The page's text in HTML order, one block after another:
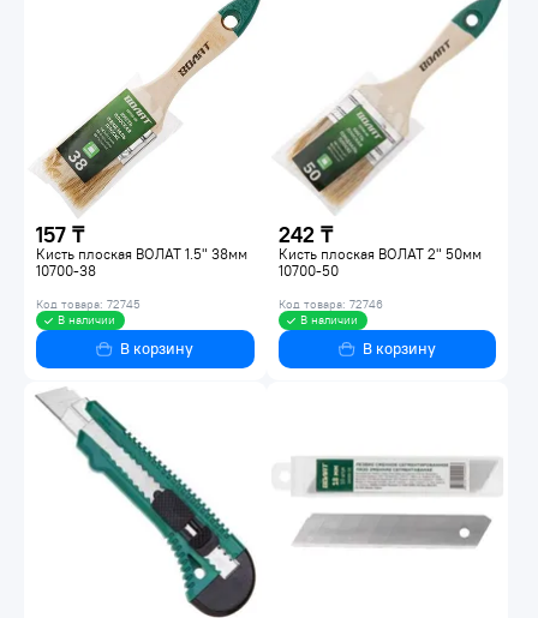
157 ₸
Кисть плоская ВОЛАТ 1.5" 38мм
10700-38
Код товара: 72745
В наличии
В корзину
242 ₸
Кисть плоская ВОЛАТ 2" 50мм
10700-50
Код товара: 72746
В наличии
В корзину